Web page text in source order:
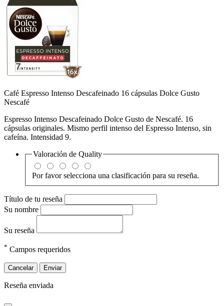
Café Espresso Intenso Descafeinado 16 cápsulas Dolce Gusto
Nescafé
Espresso Intenso Descafeinado Dolce Gusto de Nescafé. 16
cápsulas originales. Mismo perfil intenso del Espresso Intenso, sin
cafeína. Intensidad 9.
Valoración de Quality
Por favor selecciona una clasificación para su reseña.
Título de tu reseña
Su nombre
Su reseña
* Campos requeridos
Cancelar Enviar
Reseña enviada